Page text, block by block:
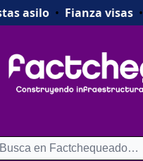
asilo• Fianza visas•